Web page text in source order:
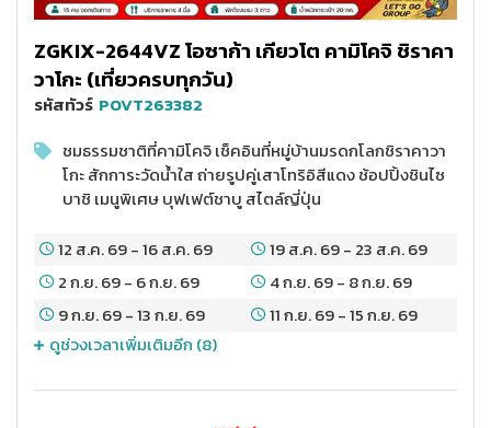
ZGKIX-2644VZ โอซาก้า เกียวโต คามิโคจิ ชิราคา
วาโกะ (เที่ยวครบทุกวัน)
รหัสทัวร์ POVT263382
ชมธรรมชาติที่คามิโคจิ เช็คอินที่หมู่บ้านมรดกโลกชิราคาวา
โกะ สักการะวัดน้ำใส ถ่ายรูปคู่เสาโทริอิสีแดง ช้อปปิ้งชินไซ
บาชิ เมนูพิเศษ บุฟเฟต์ชาบู สไตล์ญี่ปุ่น
12 ส.ค. 69-16 ส.ค. 69 19 ส.ค. 69- 23 ส.ค. 69
2 ก.ย. 69- 6 ก.ย. 69 4 ก.ย. 69- 8 ก.ย. 69
9 ก.ย. 69-13 ก.ย. 69 11 ก.ย. 69-15 ก.ย. 69
ดูช่วงเวลาเพิ่มเติมอีก (8)